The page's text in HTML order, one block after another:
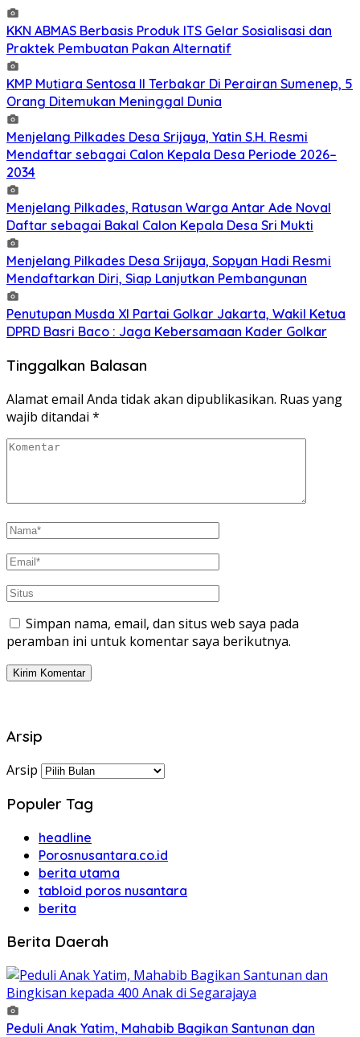
KKN ABMAS Berbasis Produk ITS Gelar Sosialisasi dan
Praktek Pembuatan Pakan Alternatif
KMP Mutiara Sentosa II Terbakar Di Perairan Sumenep, 5
Orang Ditemukan Meninggal Dunia
Menjelang Pilkades Desa Srijaya, Yatin S.H. Resmi
Mendaftar sebagai Calon Kepala Desa Periode 2026–
2034
Menjelang Pilkades, Ratusan Warga Antar Ade Noval
Daftar sebagai Bakal Calon Kepala Desa Sri Mukti
Menjelang Pilkades Desa Srijaya, Sopyan Hadi Resmi
Mendaftarkan Diri, Siap Lanjutkan Pembangunan
Penutupan Musda XI Partai Golkar Jakarta, Wakil Ketua
DPRD Basri Baco : Jaga Kebersamaan Kader Golkar
Tinggalkan Balasan
Alamat email Anda tidak akan dipublikasikan. Ruas yang
wajib ditandai *
Simpan nama, email, dan situs web saya pada
peramban ini untuk komentar saya berikutnya.
Arsip
Arsip
Populer Tag
headline
Porosnusantara.co.id
berita utama
tabloid poros nusantara
berita
Berita Daerah
Peduli Anak Yatim, Mahabib Bagikan Santunan dan